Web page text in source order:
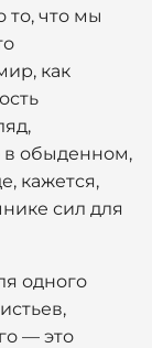
то, что мы
как
в обыденном,
кажется,
сил для
одного
— это